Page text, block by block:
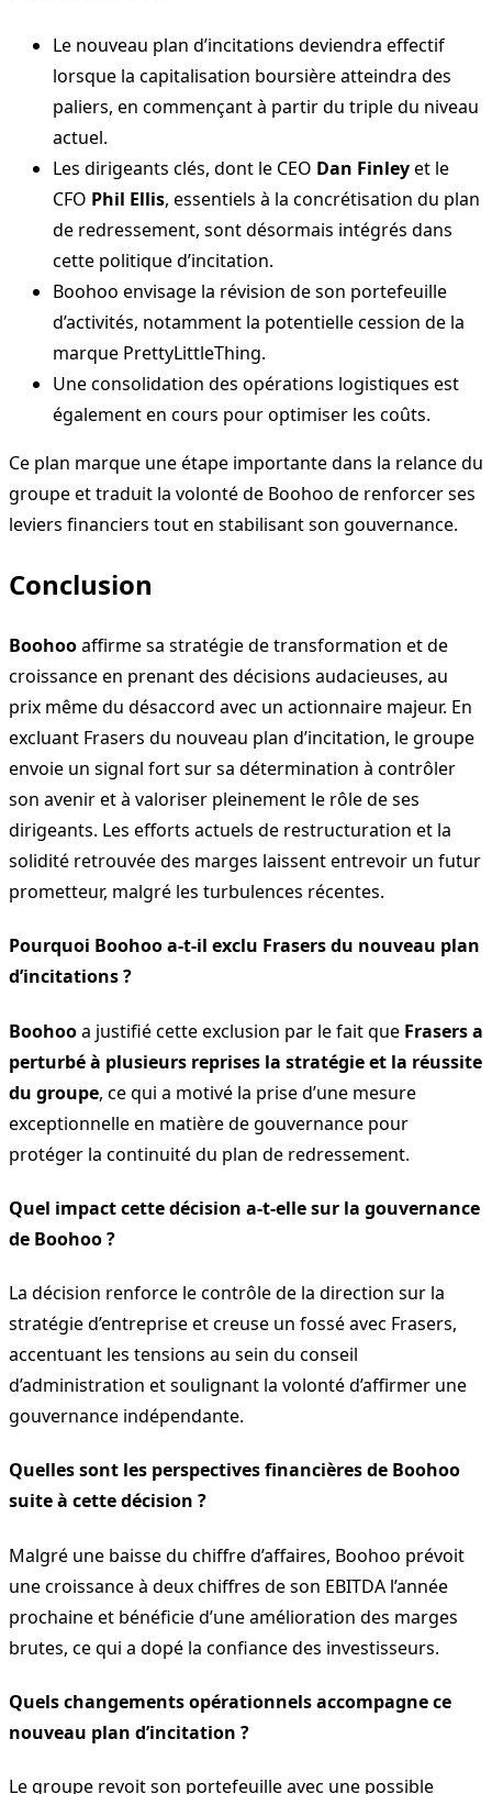
Le nouveau plan d’incitations deviendra effectif
lorsque la capitalisation boursière atteindra des
paliers, en commençant à partir du triple du niveau
actuel.
Les dirigeants clés, dont le CEO Dan Finleyet le
CFO Phil Ellis, essentiels à la concrétisation du plan
de redressement, sont désormais intégrés dans
cette politique d’incitation.
Boohoo envisage la révision de son portefeuille
d’activités, notamment la potentielle cession de la
marque PrettyLittleThing.
Une consolidation des opérations logistiques est
également en cours pour optimiser les coûts.
Ce plan marque une étape importante dans la relance du
groupe et traduit la volonté de Boohoo de renforcer ses
leviers financiers tout en stabilisant son gouvernance.
Conclusion
Boohooaffirme sa stratégie de transformation et de
croissance en prenant des décisions audacieuses, au
prix même du désaccord avec un actionnaire majeur. En
excluant Frasers du nouveau plan d’incitation, le groupe
envoie un signal fort sur sa détermination à contrôler
son avenir et à valoriser pleinement le rôle de ses
dirigeants. Les efforts actuels de restructuration et la
solidité retrouvée des marges laissent entrevoir un futur
prometteur, malgré les turbulences récentes.
Pourquoi Boohoo a-t-il exclu Frasers du nouveau plan
d’incitations ?
Boohooa justifié cette exclusion par le fait que Frasers a
perturbé à plusieurs reprises la stratégie et la réussite
du groupe, ce qui a motivé la prise d’une mesure
exceptionnelle en matière de gouvernance pour
protéger la continuité du plan de redressement.
Quel impact cette décision a-t-elle sur la gouvernance
de Boohoo ?
La décision renforce le contrôle de la direction sur la
stratégie d’entreprise et creuse un fossé avec Frasers,
accentuant les tensions au sein du conseil
d’administration et soulignant la volonté d’affirmer une
gouvernance indépendante.
Quelles sont les perspectives financières de Boohoo
suite à cette décision ?
Malgré une baisse du chiffre d’affaires, Boohoo prévoit
une croissance à deux chiffres de son EBITDA l’année
prochaine et bénéficie d’une amélioration des marges
brutes, ce qui a dopé la confiance des investisseurs.
Quels changements opérationnels accompagne ce
nouveau plan d’incitation ?
Le groupe revoit son portefeuille avec une possible